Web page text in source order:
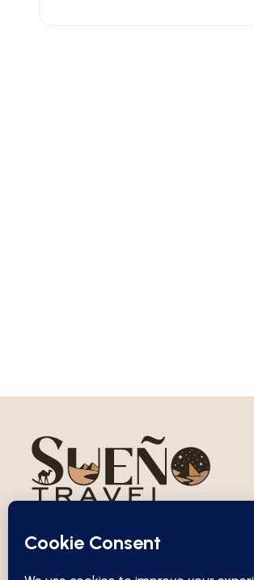
equipo apasionado por el turismo,